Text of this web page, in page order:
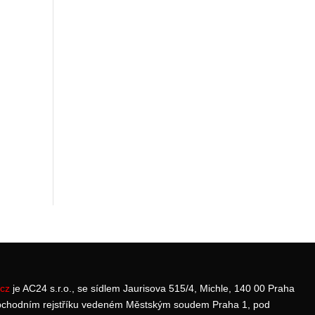
je AC24 s.r.o., se sídlem Jaurisova 515/4, Michle, 140 00 Praha
rejstříku vedeném Městským soudem Praha 1, pod